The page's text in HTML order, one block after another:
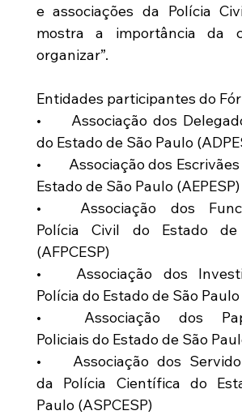
e associações da Polícia
mostra a importância da
organizar”.
Entidades participantes do
•	Associação dos Delegados de Polícia
do Estado de São Paulo
•	Associação dos Escrivães de Polícia do
Estado de São Paulo (AEPESP)
•	Associação dos Funcionários da
Polícia Civil do Estado
(AFPCESP)
•	Associação dos Investigadores de
Polícia do Estado de São Paulo
•	Associação dos Papiloscopistas
Policiais do Estado de São
•	Associação dos Servidores Públicos
da Polícia Científica do
Paulo (ASPCESP)